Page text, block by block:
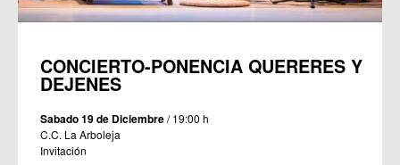
CONCIERTO-PONENCIA QUERERES Y
DEJENES
Sabado 19 de Diciembre/ 19:00 h
C.C. La Arboleja
Invitación